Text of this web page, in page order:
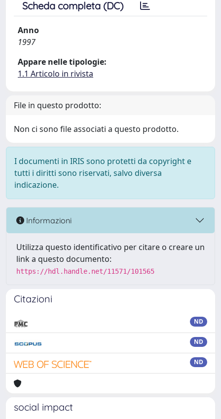
Scheda completa (DC)
Anno
1997
Appare nelle tipologie:
1.1 Articolo in rivista
File in questo prodotto:
Non ci sono file associati a questo prodotto.
I documenti in IRIS sono protetti da copyright e
tutti i diritti sono riservati, salvo diversa
indicazione.
Informazioni
Utilizza questo identificativo per citare o creare un
link a questo documento:
https://hdl.handle.net/11571/101565
Citazioni
ND
ND
ND
social impact